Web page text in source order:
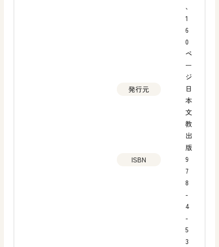
、
1
6
0
ペ
ー
ジ
発行元
日
本
文
教
出
版
ISBN
9
7
8
-
4
-
5
3